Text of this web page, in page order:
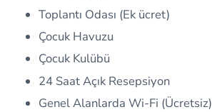
Toplantı Odası (Ek ücret)
Çocuk Havuzu
Çocuk Kulübü
24 Saat Açık Resepsiyon
Genel Alanlarda Wi-Fi (Ücretsiz)